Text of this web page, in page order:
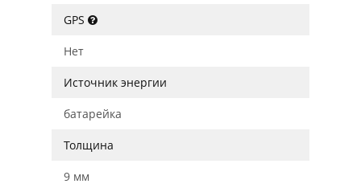
GPS
Нет
Источник энергии
батарейка
Толщина
9 мм